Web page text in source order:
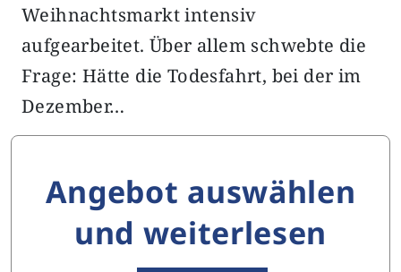
Weihnachtsmarkt intensiv
aufgearbeitet. Über allem schwebte die
Frage: Hätte die Todesfahrt, bei der im
Dezember…
Angebot auswählen
und weiterlesen